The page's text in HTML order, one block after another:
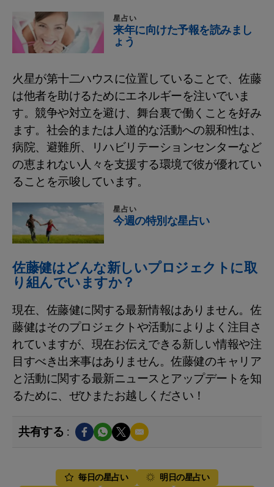
星占い
来年に向けた予報を読みまし
ょう
火星が第十二ハウスに位置していることで、佐藤
は他者を助けるためにエネルギーを注いでいま
す。競争や対立を避け、舞台裏で働くことを好み
ます。社会的または人道的な活動への親和性は、
病院、避難所、リハビリテーションセンターなど
の恵まれない人々を支援する環境で彼が優れてい
ることを示唆しています。
星占い
今週の特別な星占い
佐藤健はどんな新しいプロジェクトに取
り組んでいますか？
現在、佐藤健に関する最新情報はありません。佐
藤健はそのプロジェクトや活動によりよく注目さ
れていますが、現在お伝えできる新しい情報や注
目すべき出来事はありません。佐藤健のキャリア
と活動に関する最新ニュースとアップデートを知
るために、ぜひまたお越しください！
共有する :
毎日の星占い
明日の星占い